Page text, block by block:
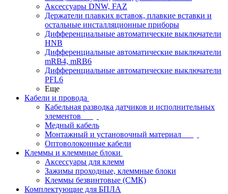
Аксессуары DNW, FAZ
Держатели плавких вставок, плавкие вставки и
остальные инсталляционные приборы
Дифференциальные автоматические выключатели
HNB
Дифференциальные автоматические выключатели
mRB4, mRB6
Дифференциальные автоматические выключатели
PFL6
Еще
Кабели и провода
Кабельная разводка датчиков и исполнительных
элементов
Медный кабель
Монтажный и установочный материал
Оптоволоконные кабели
Клеммы и клеммные блоки
Аксессуары для клемм
Зажимы проходные, клеммные блоки
Клеммы безвинтовые (СМК)
Комплектующие для БПЛА